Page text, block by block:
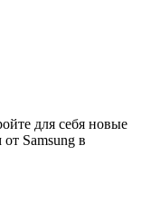
для себя новые
Samsung в